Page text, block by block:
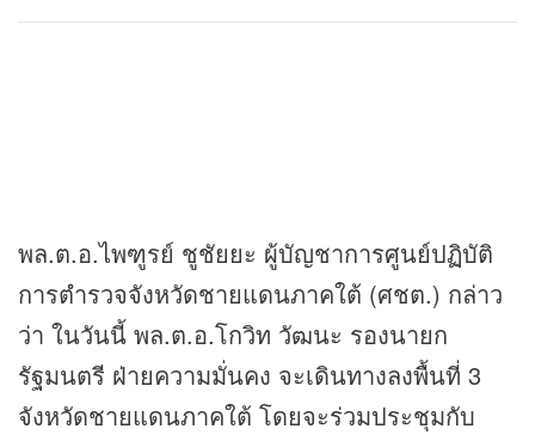
พล.ต.อ.ไพฑูรย์ ชูชัยยะ ผู้บัญชาการศูนย์ปฏิบัติ
การตำรวจจังหวัดชายแดนภาคใต้ (ศชต.) กล่าว
ว่า ในวันนี้ พล.ต.อ.โกวิท วัฒนะ รองนายก
รัฐมนตรี ฝ่ายความมั่นคง จะเดินทางลงพื้นที่ 3
จังหวัดชายแดนภาคใต้ โดยจะร่วมประชุมกับ